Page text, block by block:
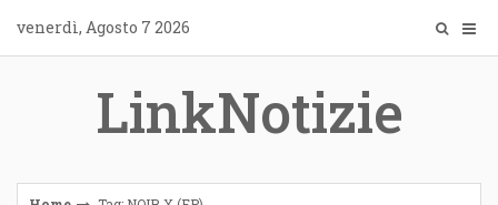
content
venerdì, Agosto 7 2026
LinkNotizie